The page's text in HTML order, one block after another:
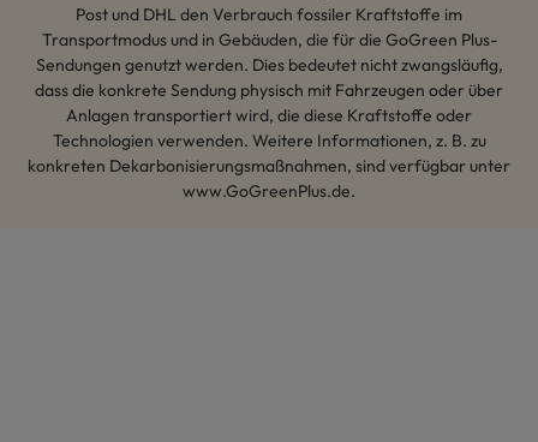
Post und DHL den Verbrauch fossiler Kraftstoffe im
Transportmodus und in Gebäuden, die für die GoGreen Plus-
Sendungen genutzt werden. Dies bedeutet nicht zwangsläufig,
dass die konkrete Sendung physisch mit Fahrzeugen oder über
Anlagen transportiert wird, die diese Kraftstoffe oder
Technologien verwenden. Weitere Informationen, z. B. zu
konkreten Dekarbonisierungsmaßnahmen, sind verfügbar unter
www.GoGreenPlus.de.